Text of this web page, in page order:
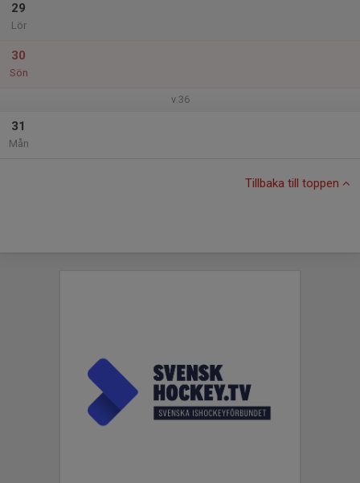
29
Lör
30
Sön
v.36
31
Mån
Tillbaka till toppen